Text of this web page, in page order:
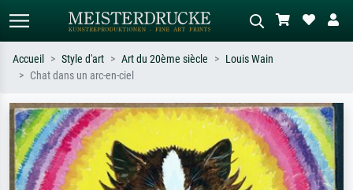
Recherchez par artiste, titre ou style –
ex. Monet, Nuit étoilée,
impressionnisme, vague de Hokusai,
nu.
Décrivez la scène – ex. prairie verte,
abstrait avec beaucoup de rouge,
tableau sombre, nu debout près d'un
arbre.
Accueil Style d'art Art du 20ème siècle
Louis Wain
Chat dans un arc-en-ciel